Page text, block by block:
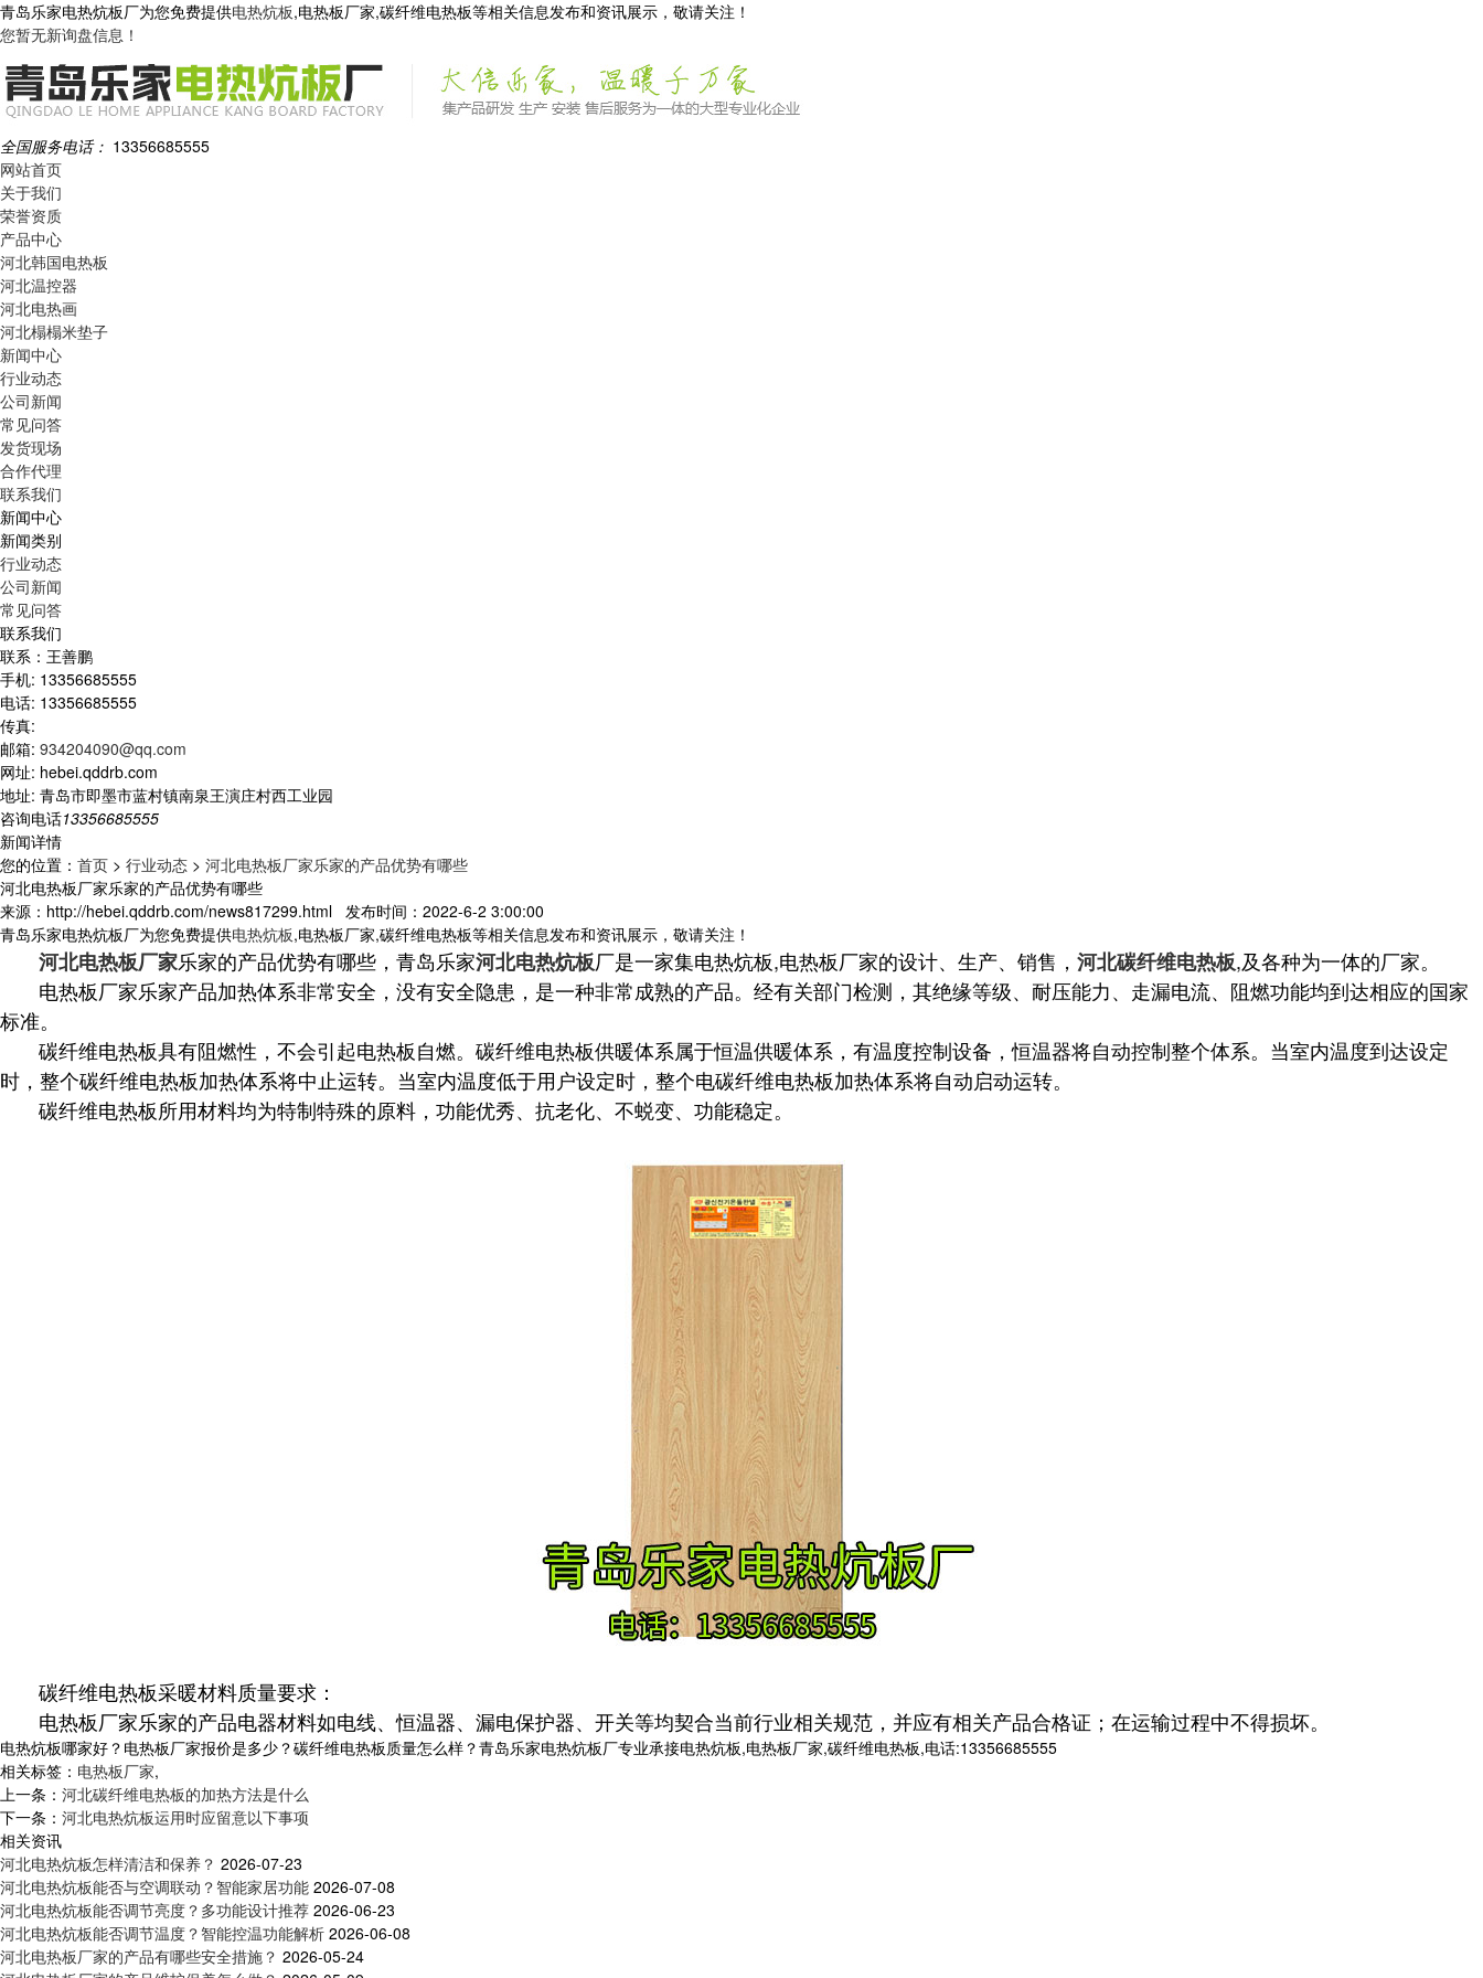
青岛乐家电热炕板厂为您免费提供电热炕板,电热板厂家,碳纤维电热板等相关信息发布和资讯展示，敬请关注！
您暂无新询盘信息！
全国服务电话： 13356685555
网站首页
关于我们
荣誉资质
产品中心
河北韩国电热板
河北温控器
河北电热画
河北榻榻米垫子
新闻中心
行业动态
公司新闻
常见问答
发货现场
合作代理
联系我们
新闻中心
新闻类别
行业动态
公司新闻
常见问答
联系我们
联系：王善鹏
手机: 13356685555
电话: 13356685555
传真:
邮箱: 934204090@qq.com
网址: hebei.qddrb.com
地址: 青岛市即墨市蓝村镇南泉王演庄村西工业园
咨询电话13356685555
新闻详情
您的位置： 首页 > 行业动态 > 河北电热板厂家乐家的产品优势有哪些
河北电热板厂家乐家的产品优势有哪些
来源：http://hebei.qddrb.com/news817299.html 发布时间：2022-6-2 3:00:00
青岛乐家电热炕板厂为您免费提供电热炕板,电热板厂家,碳纤维电热板等相关信息发布和资讯展示，敬请关注！
河北电热板厂家乐家的产品优势有哪些，青岛乐家河北电热炕板厂是一家集电热炕板,电热板厂家的设计、生产、销售， 河北碳纤维电热板,及各种为一体的厂家。
电热板厂家乐家产品加热体系非常安全，没有安全隐患，是一种非常成熟的产品。经有关部门检测，其绝缘等级、耐压能力、走漏电流、阻燃功能均到达相应的国家
标准。
碳纤维电热板具有阻燃性，不会引起电热板自燃。 碳纤维电热板供暖体系属于恒温供暖体系， 有温度控制设备，恒温器将自动控制整个体系。当室内温度到达设定
时，整个碳纤维电热板加热体系将中止运转。当室内温度低于用户设定时，整个电碳纤维电热板加热体系将自动启动运转。
碳纤维电热板所用材料均为特制特殊的原料，功能优秀、抗老化、不蜕变、功能稳定。
碳纤维电热板采暖材料质量要求：
电热板厂家乐家的产品电器材料如电线、恒温器、漏电保护器、开关等均契合当前行业相关规范，并应有相关产品合格证； 在运输过程中不得损坏。
电热炕板哪家好？电热板厂家报价是多少？碳纤维电热板质量怎么样？青岛乐家电热炕板厂专业承接电热炕板,电热板厂家,碳纤维电热板,电话:13356685555
相关标签： 电热板厂家,
上一条： 河北碳纤维电热板的加热方法是什么
下一条： 河北电热炕板运用时应留意以下事项
相关资讯
河北电热炕板怎样清洁和保养？ 2026-07-23
河北电热炕板能否与空调联动？智能家居功能 2026-07-08
河北电热炕板能否调节亮度？多功能设计推荐 2026-06-23
河北电热炕板能否调节温度？智能控温功能解析 2026-06-08
河北电热板厂家的产品有哪些安全措施？ 2026-05-24